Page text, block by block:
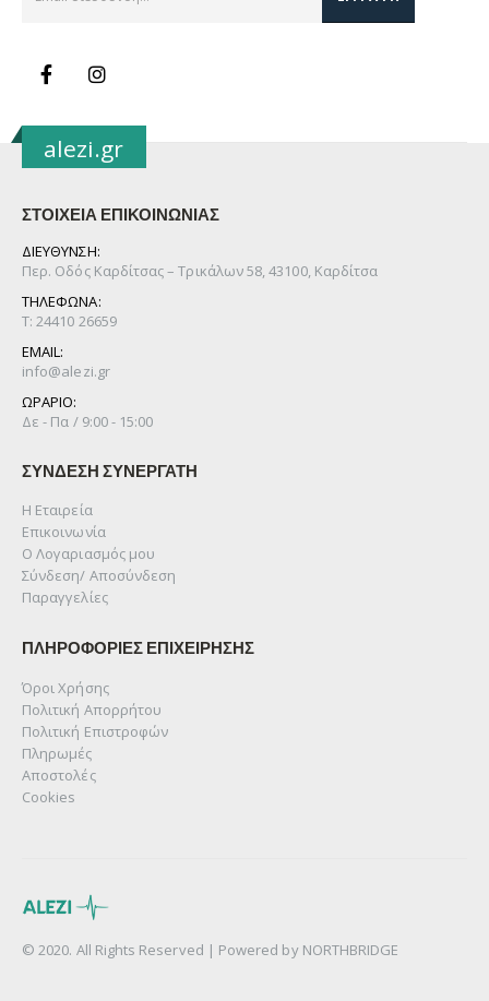
alezi.gr
ΣΤΟΙΧΕΙΑ ΕΠΙΚΟΙΝΩΝΙΑΣ
ΔΙΕΥΘΥΝΣΗ:
Περ. Οδός Καρδίτσας – Τρικάλων 58, 43100, Καρδίτσα
ΤΗΛΕΦΩΝΑ:
Τ: 24410 26659
EMAIL:
info@alezi.gr
ΩΡΑΡΙΟ:
Δε - Πα / 9:00 - 15:00
ΣΥΝΔΕΣΗ ΣΥΝΕΡΓΑΤΗ
Η Εταιρεία
Επικοινωνία
Ο Λογαριασμός μου
Σύνδεση/ Αποσύνδεση
Παραγγελίες
ΠΛΗΡΟΦΟΡΙΕΣ ΕΠΙΧΕΙΡΗΣΗΣ
Όροι Χρήσης
Πολιτική Απορρήτου
Πολιτική Επιστροφών
Πληρωμές
Αποστολές
Cookies
© 2020. All Rights Reserved | Powered by NORTHBRIDGE